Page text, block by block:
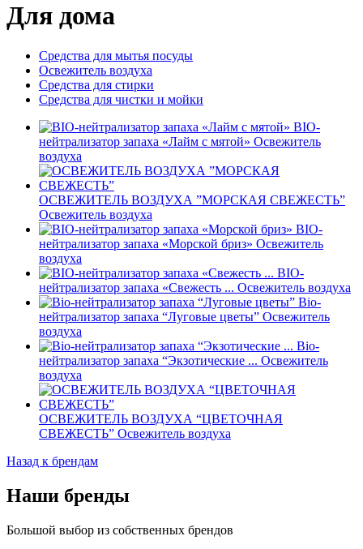
Для дома
Средства для мытья посуды
Освежитель воздуха
Средства для стирки
Средства для чистки и мойки
BIO-
нейтрализатор запаха «Лайм с мятой» Освежитель
воздуха
ОСВЕЖИТЕЛЬ ВОЗДУХА ”МОРСКАЯ СВЕЖЕСТЬ”
Освежитель воздуха
BIO-
нейтрализатор запаха «Морской бриз» Освежитель
воздуха
BIO-
нейтрализатор запаха «Свежесть ... Освежитель воздуха
Bіо-
нейтрализатор запаха “Луговые цветы” Освежитель
воздуха
Bіо-
нейтрализатор запаха “Экзотические ... Освежитель
воздуха
ОСВЕЖИТЕЛЬ ВОЗДУХА “ЦВЕТОЧНАЯ
СВЕЖЕСТЬ” Освежитель воздуха
Назад к брендам
Наши бренды
Большой выбор из собственных брендов